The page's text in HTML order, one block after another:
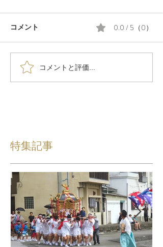
コメント 0.0 / 5（0）
コメントと評価...
特集記事